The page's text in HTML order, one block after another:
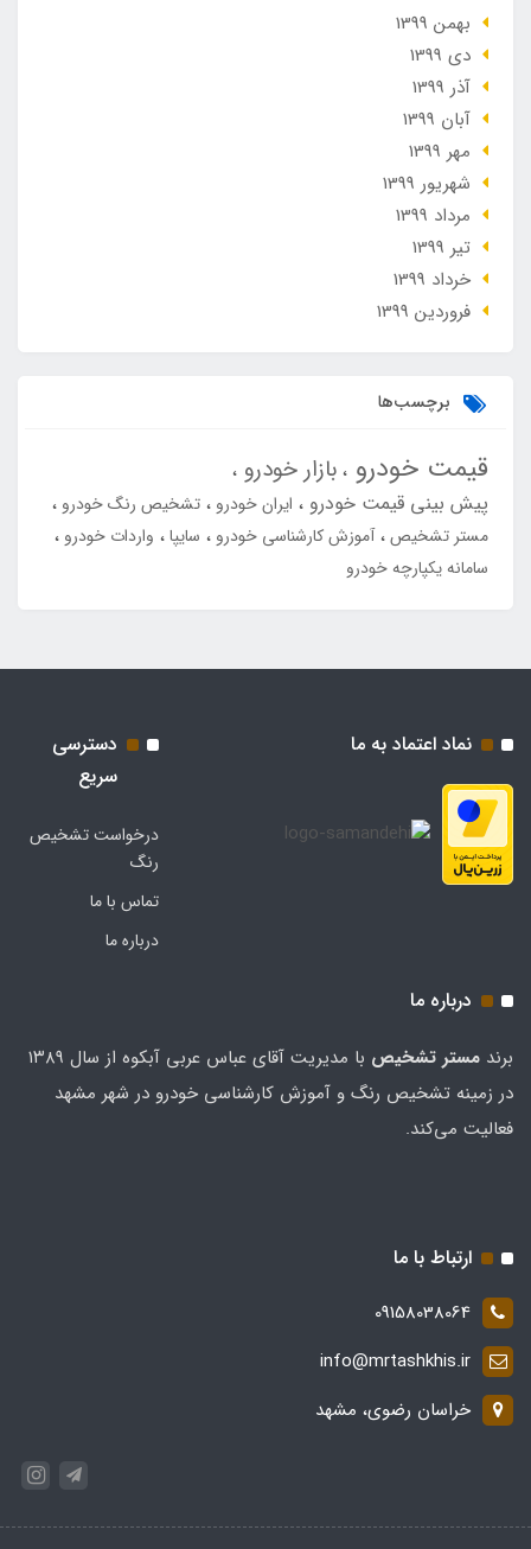
بهمن 1399
دی 1399
آذر 1399
آبان 1399
مهر 1399
شهریور 1399
مرداد 1399
تير 1399
خرداد 1399
فروردین 1399
برچسب‌ها
قیمت خودرو بازار خودرو
پیش بینی قیمت خودرو ایران خودرو
تشخیص رنگ خودرو
مستر تشخیص آموزش کارشناسی خودرو سایپا
واردات خودرو
سامانه یکپارچه خودرو
نماد اعتماد به ما
دسترسی
سریع
درخواست تشخیص
رنگ
تماس با ما
درباره ما
درباره ما
برند مستر تشخيص
با مدیریت آقای عباس عربی آبکوه از سال ۱۳۸۹
در زمینه تشخیص رنگ و آموزش کارشناسی خودرو در شهر مشهد
فعالیت می‌کند.
ارتباط با ما
09158038064
info@mrtashkhis.ir
خراسان رضوی، مشهد